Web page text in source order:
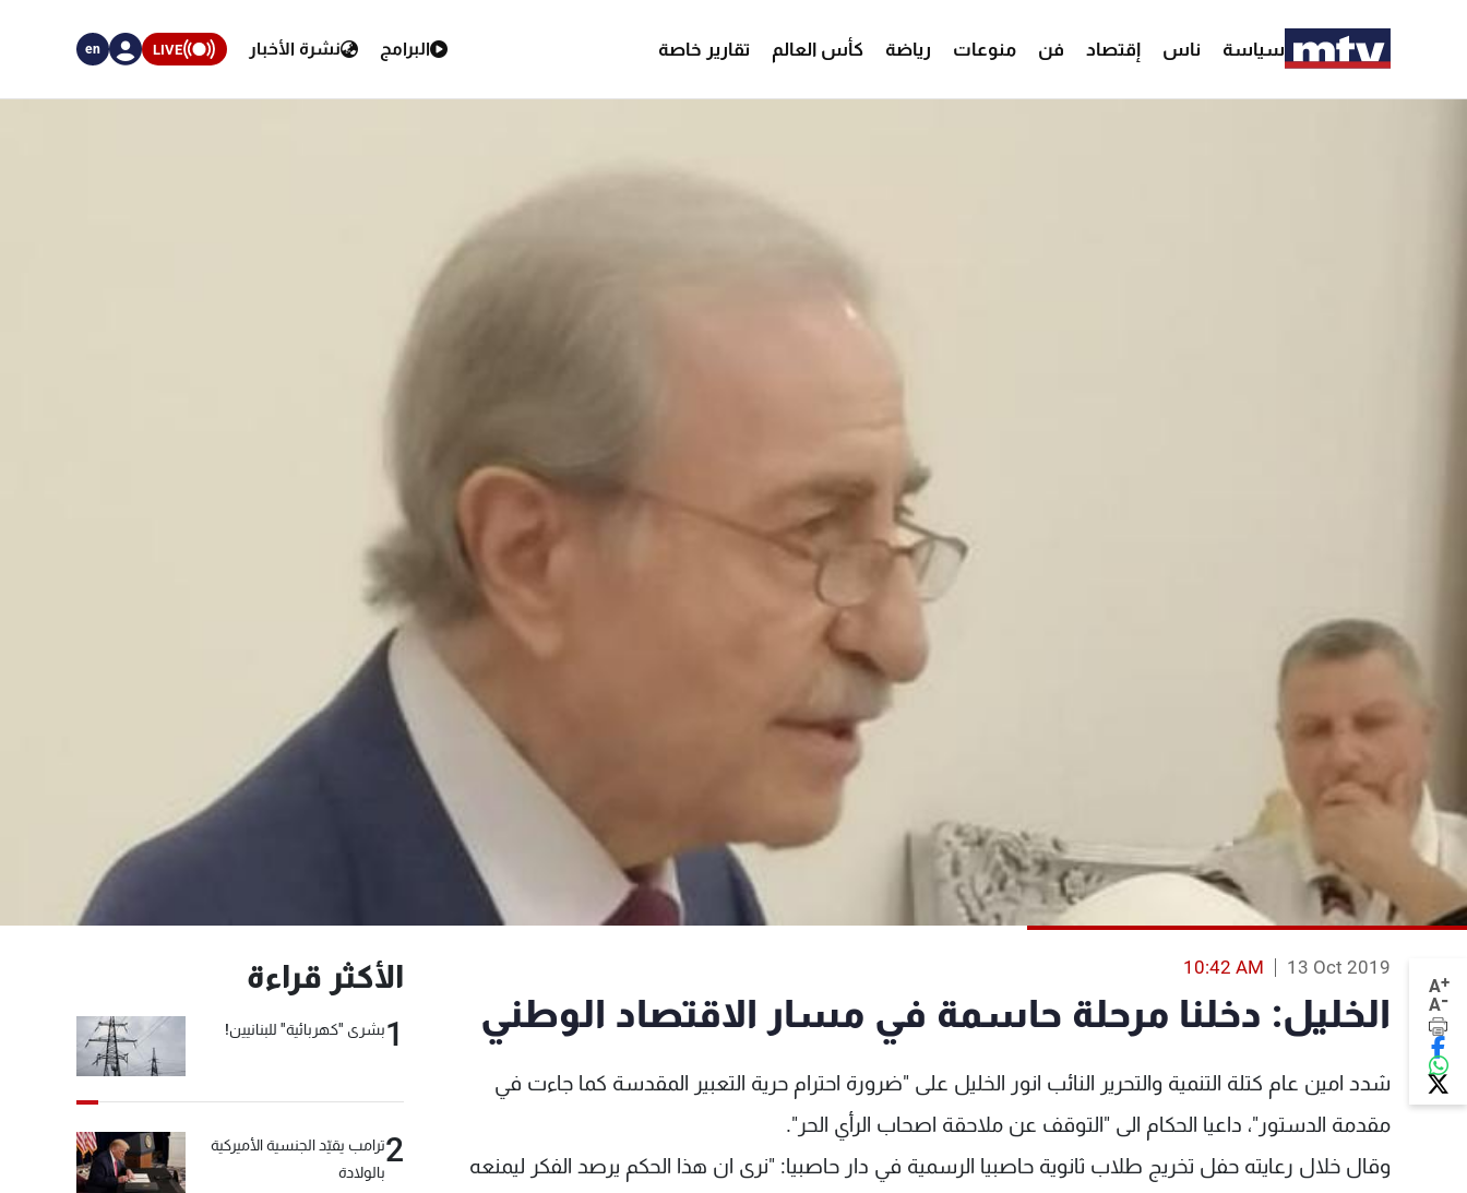
سياسة ناس إقتصاد فن منوعات رياضة كأس العالم تقارير خاصة البرامج نشرة الأخبار LIVE
en
A+
A-
13 Oct 2019
10:42 AM
الخليل: دخلنا مرحلة حاسمة في مسار الاقتصاد الوطني
شدد امين عام كتلة التنمية والتحرير النائب انور الخليل على "ضرورة احترام حرية التعبير المقدسة كما جاءت في
مقدمة الدستور"، داعيا الحكام الى "التوقف عن ملاحقة اصحاب الرأي الحر".
وقال خلال رعايته حفل تخريج طلاب ثانوية حاصبيا الرسمية في دار حاصبيا: "نرى ان هذا الحكم يرصد الفكر ليمنعه
الأكثر قراءة
1بشرى "كهربائية" للبنانيين!
2ترامب يقيّد الجنسية الأميركية
بالولادة